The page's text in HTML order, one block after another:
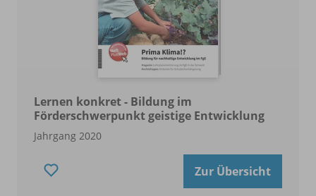
Lernen konkret - Bildung im
Förderschwerpunkt geistige Entwicklung
Jahrgang 2020
Zur Übersicht